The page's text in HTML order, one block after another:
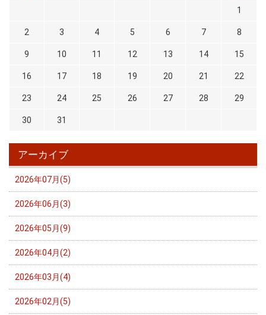
1
2 3 4 5 6 7 8
9 10 11 12 13 14 15
16 17 18 19 20 21 22
23 24 25 26 27 28 29
30 31
アーカイブ
2026年07月(5)
2026年06月(3)
2026年05月(9)
2026年04月(2)
2026年03月(4)
2026年02月(5)